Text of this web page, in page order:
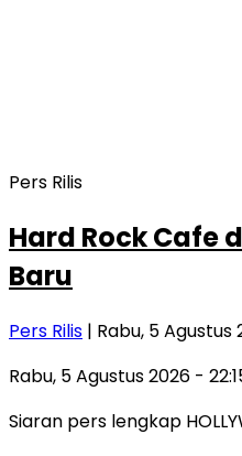
Pers Rilis
Hard Rock Cafe
Baru
Pers Rilis | Rabu, 5 Agustus
Rabu, 5 Agustus 2026 -
Siaran pers lengkap